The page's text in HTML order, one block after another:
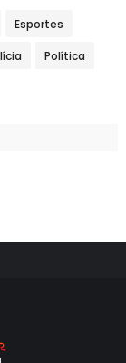
Esportes
Política